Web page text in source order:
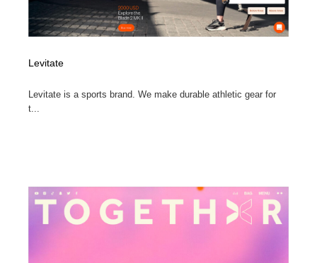
Levitate
Levitate is a sports brand. We make durable athletic gear for
t...